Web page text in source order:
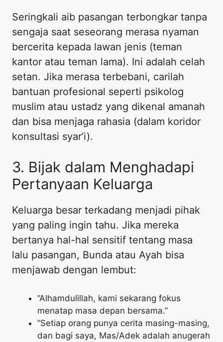
​Seringkali aib pasangan terbongkar tanpa
sengaja saat seseorang merasa nyaman
bercerita kepada lawan jenis (teman
kantor atau teman lama). Ini adalah celah
setan. Jika merasa terbebani, carilah
bantuan profesional seperti psikolog
muslim atau ustadz yang dikenal amanah
dan bisa menjaga rahasia (dalam koridor
konsultasi syar’i).
​3. Bijak dalam Menghadapi
Pertanyaan Keluarga
​Keluarga besar terkadang menjadi pihak
yang paling ingin tahu. Jika mereka
bertanya hal-hal sensitif tentang masa
lalu pasangan, Bunda atau Ayah bisa
menjawab dengan lembut:
​”Alhamdulillah, kami sekarang fokus
menatap masa depan bersama.”
​”Setiap orang punya cerita masing-masing,
dan bagi saya, Mas/Adek adalah anugerah